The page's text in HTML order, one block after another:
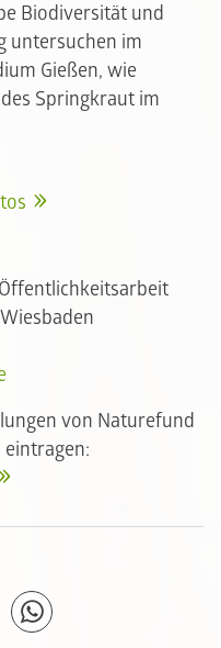
Biodiversität und
untersuchen im
Gießen, wie
Springkraut im
von Naturefund
eintragen: